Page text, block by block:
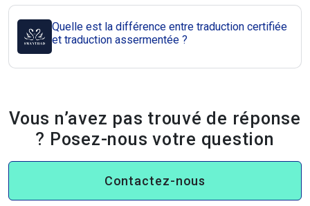
Quelle est la différence entre traduction certifiée
et traduction assermentée ?
Vous n’avez pas trouvé de réponse
? Posez-nous votre question
Contactez-nous